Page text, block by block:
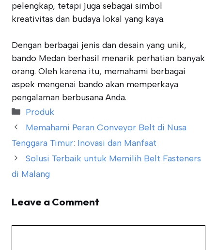
pelengkap, tetapi juga sebagai simbol
kreativitas dan budaya lokal yang kaya.
Dengan berbagai jenis dan desain yang unik,
bando Medan berhasil menarik perhatian banyak
orang. Oleh karena itu, memahami berbagai
aspek mengenai bando akan memperkaya
pengalaman berbusana Anda.
Categories
Produk
Memahami Peran Conveyor Belt di Nusa
Tenggara Timur: Inovasi dan Manfaat
Solusi Terbaik untuk Memilih Belt Fasteners
di Malang
Leave a Comment